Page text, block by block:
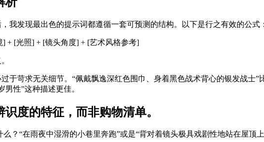
我发现最出色的提示词都遵循一套可预测的结构。以下是行之有效的公式：
+ [光照] + [镜头角度] + [艺术风格参考]
于苛求无关细节。“佩戴飘逸深红色围巾、身着黑色战术背心的银发战士”
男性”这种描述更佳。
度的特征，而非购物清单。
？“在雨夜中湿滑的小巷里奔跑”或是“背对着镜头极具戏剧性地站在屋顶上